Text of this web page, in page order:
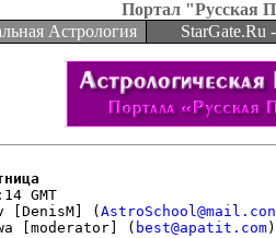
Портал "Русская
Астрология
StarGate.Ru
[DenisM] (
[moderator] ( best@apatit.com